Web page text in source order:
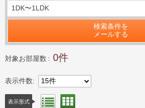
1DK〜1LDK
検索条件を
メールする
対象お部屋数 0
表示件数 15件
表示形式 リスト表示